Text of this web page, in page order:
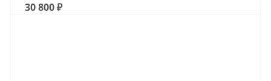
30 800₽